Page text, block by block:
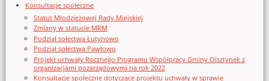
Konsultacje społeczne
Statut Młodzieżowej Rady Miejskiej
Zmiany w statucie MRM
Podział sołectwa Łutynowo
Podział sołectwa Pawłowo
Projekt uchwały Rocznego Programu Współpracy Gminy Olsztynek z
organizacjami pozarządowymi na rok 2022
Konsultacje społeczne dotyczące projektu uchwały w sprawie